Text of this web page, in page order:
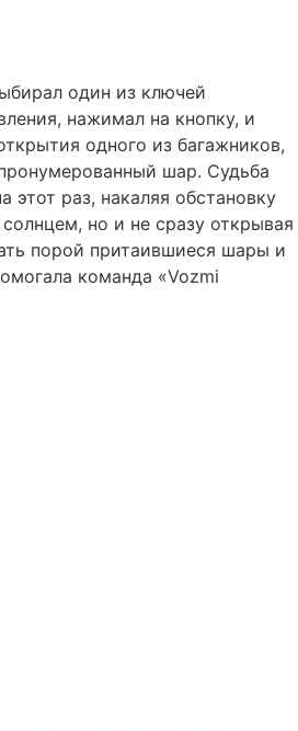
один из ключей
нажимал на кнопку, и
одного из багажников,
шар. Судьба
этот раз, накаляя обстановку
но и не сразу открывая
порой притаившиеся шары и
команда «Vozmi